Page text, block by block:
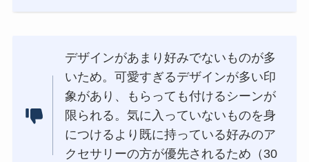
デザインがあまり好みでないものが多
いため。可愛すぎるデザインが多い印
象があり、もらっても付けるシーンが
限られる。気に入っていないものを身
につけるより既に持っている好みのア
クセサリーの方が優先されるため（30